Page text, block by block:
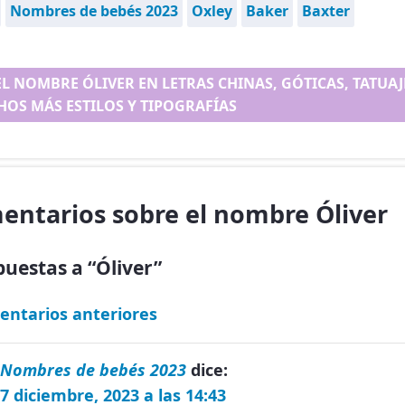
Nombres de bebés 2023 Oxley Baker Baxter
NOMBRE ÓLIVER EN LETRAS CHINAS, GÓTICAS,
MÁS ESTILOS Y TIPOGRAFÍAS
sobre el nombre Óliver
a “Óliver”
anteriores
Nombres de bebés 2023 dice:
7 diciembre, 2023 a las 14:43